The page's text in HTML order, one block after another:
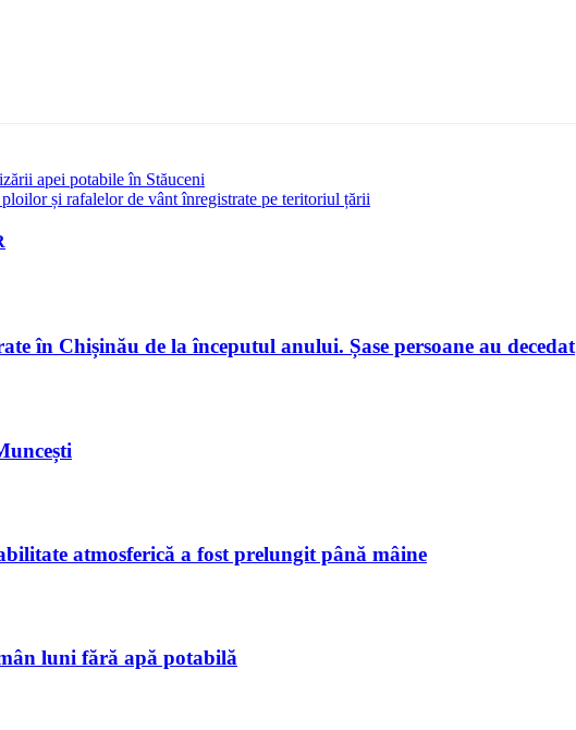
apei potabile în Stăuceni
și rafalelor de vânt înregistrate pe teritoriul țării
în Chișinău de la începutul anului. Șase persoane au decedat
atmosferică a fost prelungit până mâine
luni fără apă potabilă